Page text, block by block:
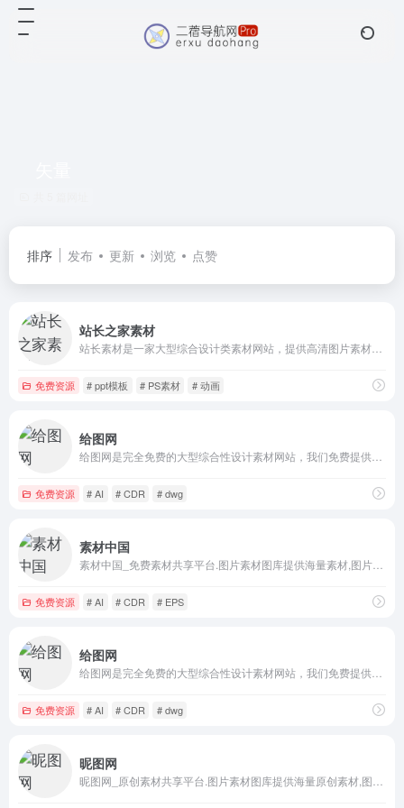
排序 发布 更新 浏览 点赞
站长之家素材
免费资源 # ppt模板 # PS素材 # 动画
给图网
免费资源 # AI # CDR # dwg
素材中国
免费资源 # AI # CDR # EPS
给图网
免费资源 # AI # CDR # dwg
昵图网